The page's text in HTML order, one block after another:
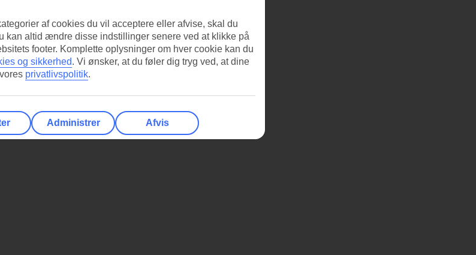
af cookies du vil acceptere eller afvise, skal du
kan altid ændre disse indstillinger senere ved at klikke på
footer. Komplette oplysninger om hver cookie kan du
og sikkerhed. Vi ønsker, at du føler dig tryg ved, at dine
privatlivspolitik.
Administrer Afvis